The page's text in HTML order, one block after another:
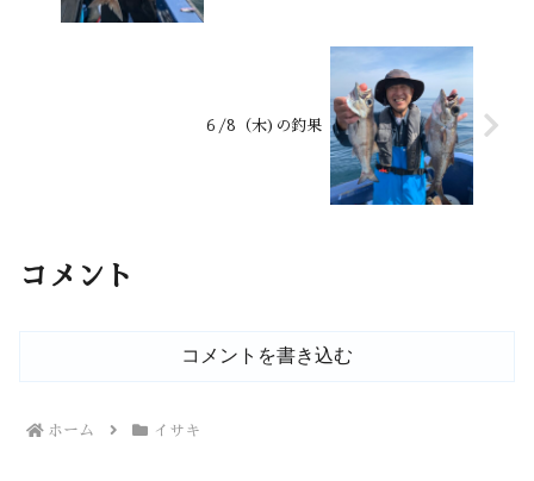
６/8（木)の釣果
コメント
コメントを書き込む
ホーム イサキ